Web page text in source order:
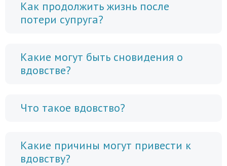
Как продолжить жизнь после
потери супруга?
Какие могут быть сновидения о
вдовстве?
Что такое вдовство?
Какие причины могут привести к
вдовству?